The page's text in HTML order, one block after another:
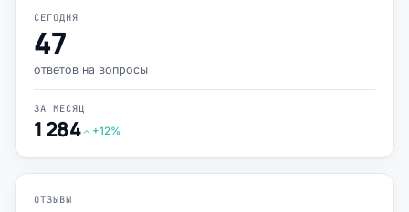
СЕГОДНЯ
47
ответов на вопросы
ЗА МЕСЯЦ
1 284 +12%
ОТЗЫВЫ